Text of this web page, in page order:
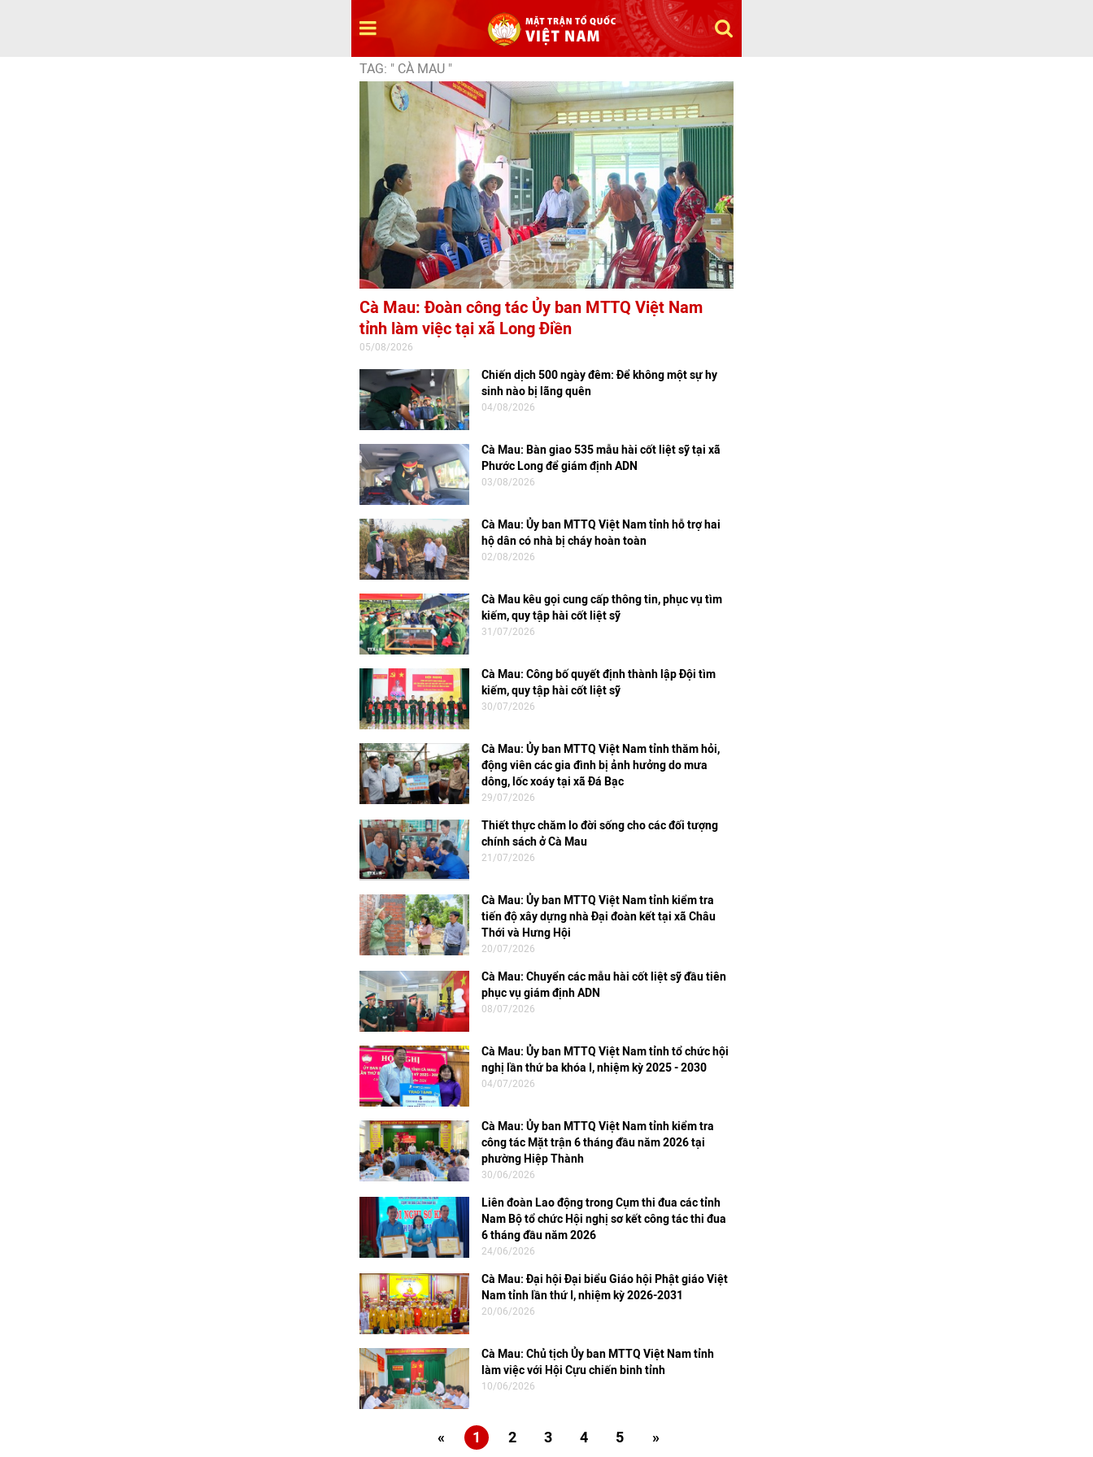
TAG: " CÀ MAU "
Cà Mau: Đoàn công tác Ủy ban MTTQ Việt Nam
tỉnh làm việc tại xã Long Điền
05/08/2026
Chiến dịch 500 ngày đêm: Để không một sự hy
sinh nào bị lãng quên
04/08/2026
Cà Mau: Bàn giao 535 mẫu hài cốt liệt sỹ tại xã
Phước Long để giám định ADN
03/08/2026
Cà Mau: Ủy ban MTTQ Việt Nam tỉnh hỗ trợ hai
hộ dân có nhà bị cháy hoàn toàn
02/08/2026
Cà Mau kêu gọi cung cấp thông tin, phục vụ tìm
kiếm, quy tập hài cốt liệt sỹ
31/07/2026
Cà Mau: Công bố quyết định thành lập Đội tìm
kiếm, quy tập hài cốt liệt sỹ
30/07/2026
Cà Mau: Ủy ban MTTQ Việt Nam tỉnh thăm hỏi,
động viên các gia đình bị ảnh hưởng do mưa
dông, lốc xoáy tại xã Đá Bạc
29/07/2026
Thiết thực chăm lo đời sống cho các đối tượng
chính sách ở Cà Mau
21/07/2026
Cà Mau: Ủy ban MTTQ Việt Nam tỉnh kiểm tra
tiến độ xây dựng nhà Đại đoàn kết tại xã Châu
Thới và Hưng Hội
20/07/2026
Cà Mau: Chuyển các mẫu hài cốt liệt sỹ đầu tiên
phục vụ giám định ADN
08/07/2026
Cà Mau: Ủy ban MTTQ Việt Nam tỉnh tổ chức hội
nghị lần thứ ba khóa I, nhiệm kỳ 2025 - 2030
04/07/2026
Cà Mau: Ủy ban MTTQ Việt Nam tỉnh kiểm tra
công tác Mặt trận 6 tháng đầu năm 2026 tại
phường Hiệp Thành
30/06/2026
Liên đoàn Lao động trong Cụm thi đua các tỉnh
Nam Bộ tổ chức Hội nghị sơ kết công tác thi đua
6 tháng đầu năm 2026
24/06/2026
Cà Mau: Đại hội Đại biểu Giáo hội Phật giáo Việt
Nam tỉnh lần thứ I, nhiệm kỳ 2026-2031
20/06/2026
Cà Mau: Chủ tịch Ủy ban MTTQ Việt Nam tỉnh
làm việc với Hội Cựu chiến binh tỉnh
10/06/2026
« 1 2 3 4 5 »